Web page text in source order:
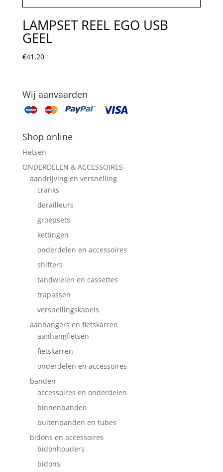
LAMPSET REEL EGO USB
GEEL
€41,20
Wij aanvaarden
Shop online
Fietsen
ONDERDELEN & ACCESSOIRES
aandrijving en versnelling
cranks
derailleurs
groepsets
kettingen
onderdelen en accessoires
shifters
tandwielen en cassettes
trapassen
versnellingskabels
aanhangers en fietskarren
aanhangfietsen
fietskarren
onderdelen en accessoires
banden
accessoires en onderdelen
binnenbanden
buitenbanden en tubes
bidons en accessoires
bidonhouders
bidons